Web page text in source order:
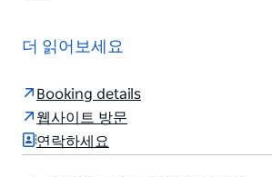
는 푸른 활기찬 도시 외곽에 위치한 작
지역 주민과 이탈리아 음식 애호가 모
를 누리고 있는 이곳은 독특한 식사 경
에 따라 조리한 가장 신선한 제철 수제
스럽고 특산품을 선보이며 팬에서 접시
더 읽어보세요
Booking details
웹사이트 방문
연락하세요